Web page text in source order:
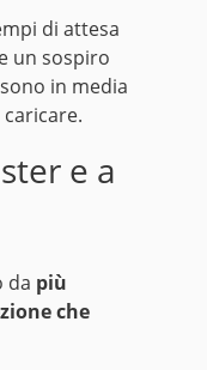
di attesa
un sospiro
in media
e a
da più
che